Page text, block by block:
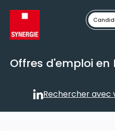
Offres d'emploi en
Rechercher avec